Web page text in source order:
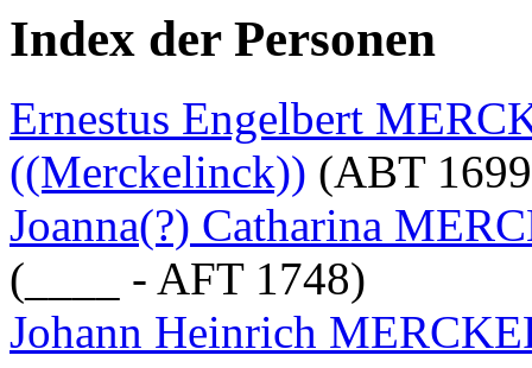
Index der Personen
Ernestus Engelbert
((Merckelinck)) (ABT
Joanna(?) Catharina
(____ - AFT 1748)
Johann Heinrich